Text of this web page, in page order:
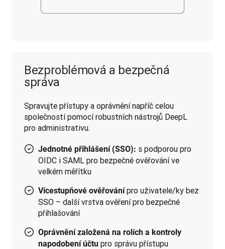
Bezproblémová a bezpečná
správa
Spravujte přístupy a oprávnění napříč celou
společností pomocí robustních nástrojů DeepL
pro administrativu.
Jednotné přihlášení (SSO): s podporou pro
OIDC i SAML pro bezpečné ověřování ve
velkém měřítku
Vícestupňové ověřovánípro uživatele/ky bez
SSO – další vrstva ověření pro bezpečné
přihlašování
Oprávnění založená na rolích a kontroly
napodobení účtu pro správu přístupu